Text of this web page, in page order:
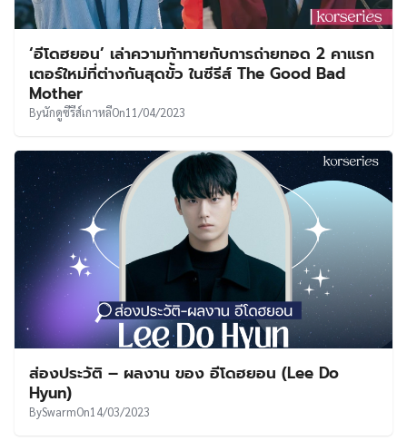
‘อีโดฮยอน’ เล่าความท้าทายกับการถ่ายทอด 2 คาแรก
เตอร์ใหม่ที่ต่างกันสุดขั้ว ในซีรีส์ The Good Bad
Mother
Byนักดูซีรีส์เกาหลีOn11/04/2023
ส่องประวัติ – ผลงาน ของ อีโดฮยอน (Lee Do
Hyun)
BySwarmOn14/03/2023